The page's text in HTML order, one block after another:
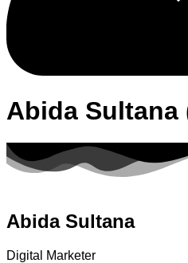
Abida Sultana
Abida Sultana
Digital Marketer